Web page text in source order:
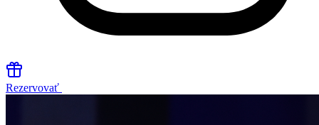
Rezervovať